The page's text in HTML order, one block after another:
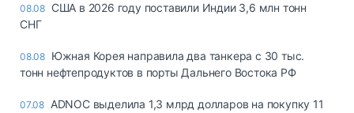
08.08 США в 2026 году поставили Индии 3,6 млн тонн
СНГ
08.08 Южная Корея направила два танкера с 30 тыс.
тонн нефтепродуктов в порты Дальнего Востока РФ
07.08 ADNOC выделила 1,3 млрд долларов на покупку 11